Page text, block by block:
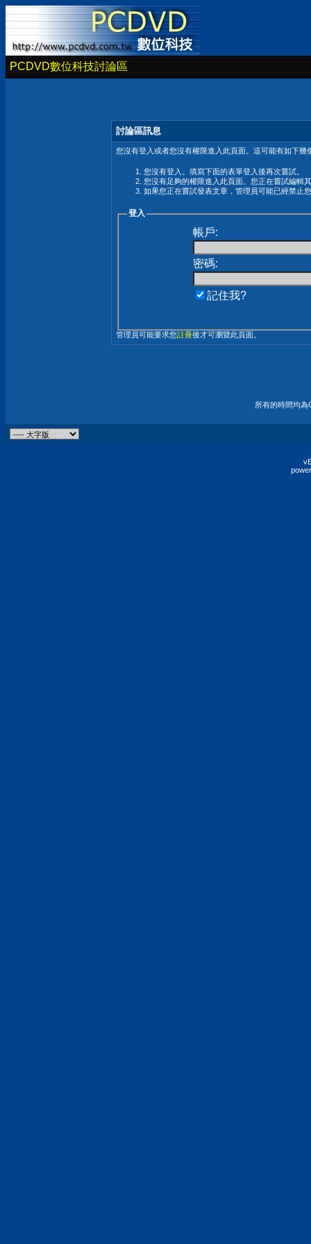
PCDVD數位科技討論區
討論區訊息
您沒有登入或者您沒有權限進入此頁面。這可能有如下幾
您沒有登入。填寫下面的表單登入後再次嘗試。
您沒有足夠的權限進入此頁面。您正在嘗試編輯
如果您正在嘗試發表文章，管理員可能已經禁止
登入
帳戶:
密碼:
記住我?
管理員可能要求您註冊後才可瀏覽此頁面。
所有的時間均為